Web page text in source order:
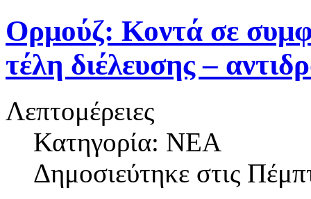
Ορμούζ: Κοντά σε
τέλη διέλευσης –
Λεπτομέρειες
Κατηγορία: NEA
Δημοσιεύτηκε στις